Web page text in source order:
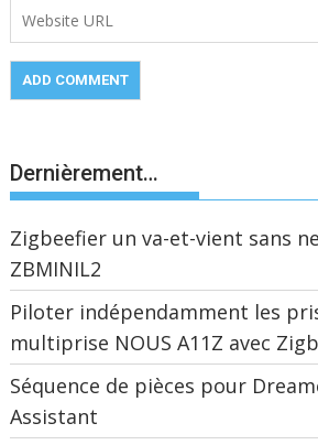
Dernièrement…
Zigbeefier un va-et-vient sans
ZBMINIL2
Piloter indépendamment les
multiprise NOUS A11Z avec
Séquence de pièces pour
Assistant